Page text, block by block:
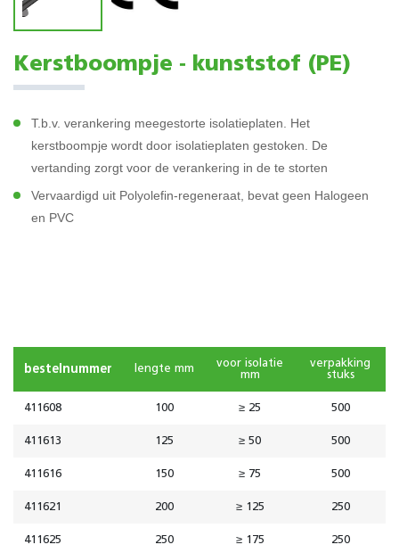
Kerstboompje ‑ kunststof (PE)
T.b.v. verankering meegestorte isolatieplaten. Het
kerstboompje wordt door isolatieplaten gestoken. De
vertanding zorgt voor de verankering in de te storten
Vervaardigd uit Polyolefin-regeneraat, bevat geen Halogeen
en PVC
bestelnummer lengte mm
voor isolatie
mm
verpakking
stuks
411608 100 ≥ 25 500
411613 125 ≥ 50 500
411616 150 ≥ 75 500
411621 200 ≥ 125 250
411625 250 ≥ 175 250